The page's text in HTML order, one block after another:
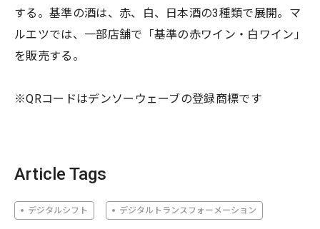
する。基準の酒は、赤、白、日本酒の3種類で展開。マ
ルエツでは、一部店舗で「基準の赤ワイン・白ワイン」
を販売する。
※QRコードはデンソーウェーブの登録商標です
Article Tags
デジタルシフト デジタルトランスフォーメーション